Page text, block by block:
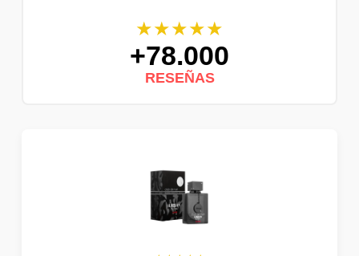
★★★★★
+78.000
RESEÑAS